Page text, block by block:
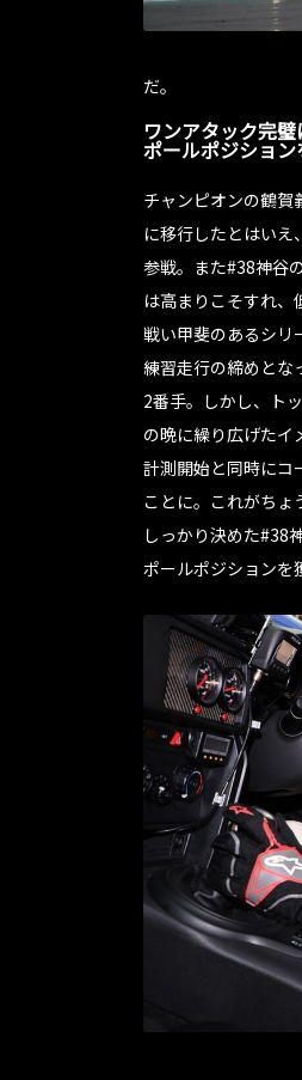
だ。
ワンアタック完
ポールポジション
チャンピオンの鶴賀
に移行したとはい
参戦。また#38神谷
は高まりこそすれ、
戦い甲斐のあるシリ
練習走行の締めとな
2番手。しかし、ト
の晩に繰り広げたイ
計測開始と同時にコ
ことに。これがち
しっかり決めた#38
ポールポジションを